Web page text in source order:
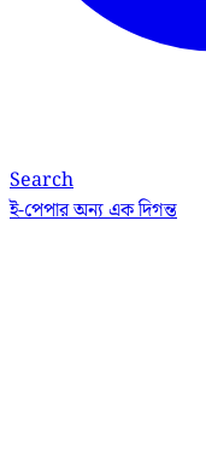
Search
ই-পেপারঅন্য এক দিগন্ত